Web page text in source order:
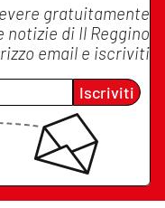
gratuitamente
notizie di Il Reggino
email e iscriviti
Iscriviti